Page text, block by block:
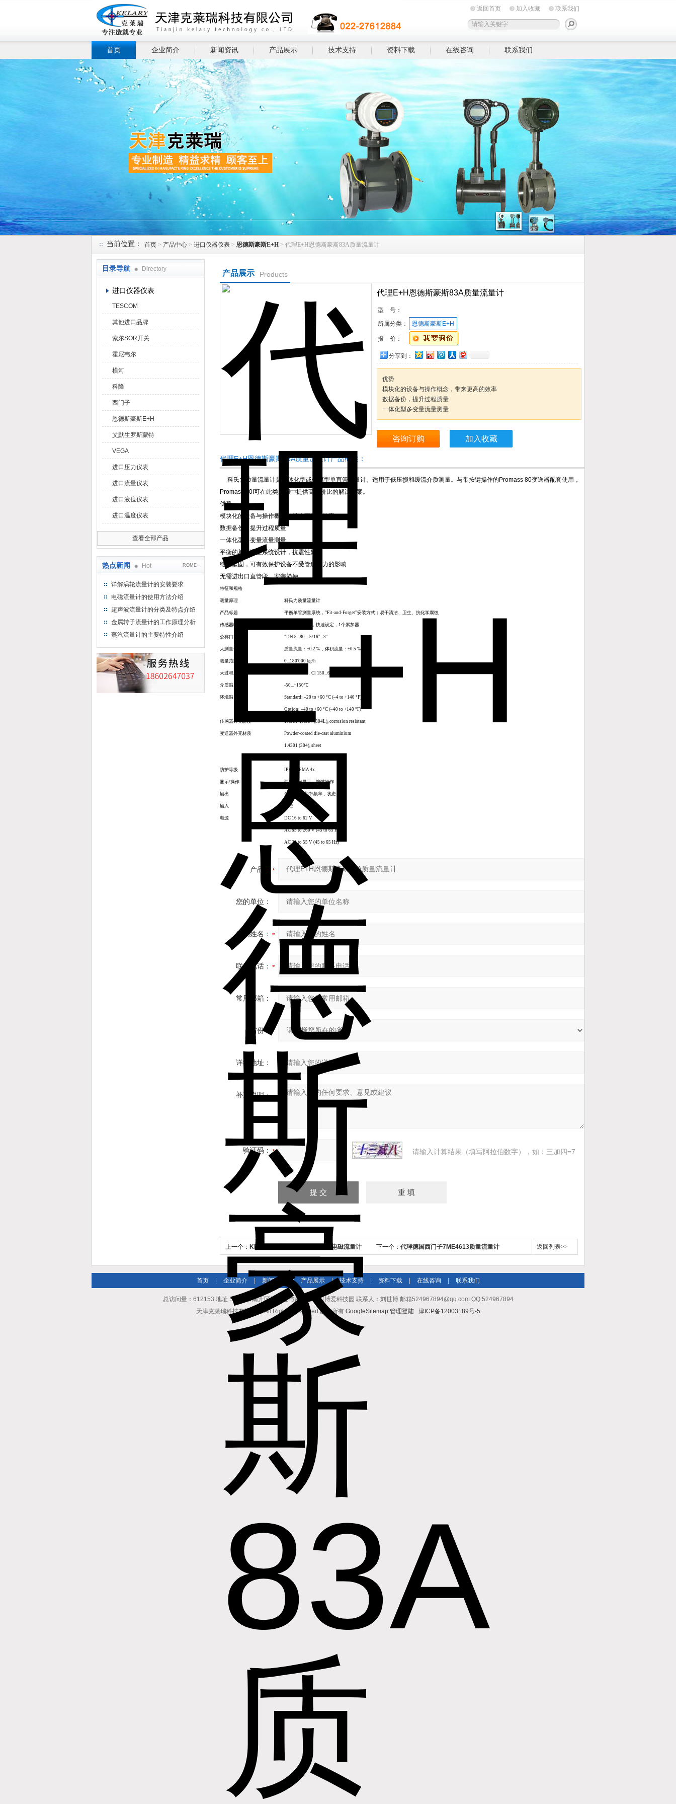
返回首页 加入收藏 联系我们
首页 企业简介 新闻资讯 产品展示 技术支持 资料下载 在线咨询 联系我们
当前位置： 首页 > 产品中心 > 进口仪器仪表 > 恩德斯豪斯E+H > 代理E+H恩德斯豪斯83A质量流量计
目录导航 Directory
进口仪器仪表
TESCOM
其他进口品牌
索尔SOR开关
霍尼韦尔
横河
科隆
西门子
恩德斯豪斯E+H
艾默生罗斯蒙特
VEGA
进口压力仪表
进口流量仪表
进口液位仪表
进口温度仪表
查看全部产品
热点新闻 Hot ROME+
详解涡轮流量计的安装要求
电磁流量计的使用方法介绍
超声波流量计的分类及特点介绍
金属转子流量计的工作原理分析
蒸汽流量计的主要特性介绍
产品展示 Products
代理E+H恩德斯豪斯83A质量流量计
型 号：
所属分类：
恩德斯豪斯E+H
报 价：
分享到：
优势
模块化的设备与操作概念，带来更高的效率
数据备份，提升过程质量
一体化型多变量流量测量
咨询订购 加入收藏
代理E+H恩德斯豪斯83A质量流量计产品概述：
科氏力质量流量计是一体化型或分离型单直管流量计。适用于低压损和缓流介质测量。与带按键操作的Promass 80变送器配套使用，
Promass 80I可在此类应用中提供高性价比的解决方案。
优势
模块化的设备与操作概念，带来更高的效率
数据备份，提升过程质量
一体化型多变量流量测量
平衡的单管测量系统设计，抗震性好
结构坚固，可有效保护设备不受管道应力的影响
无需进出口直管段，安装简便
特征和规格
测量原理 科氏力质量流量计
产品标题 平衡单管测量系统， “Fit-and-Forget”安装方式；易于清洁、卫生、抗化学腐蚀
传感器特点 ，确认，快速设定， 1个累加器
公称口径范围 "DN 8...80 ， 5/16"...3"
大测量误差 质量流量： ±0.2 % ，体积流量： ±0.5 %
测量范围 0...180'000 kg/h
大过程压力 ， Cl 150...600
介质温度范围 -50...+150℃
环境温度 Standard: –20 to +60 °C (–4 to +140 °F)
Option: –40 to +60 °C (–40 to +140 °F)
传感器外壳材质 1.4301/1.4307 (304L), corrosion resistant
变送器外壳材质 Powder‐coated die‐cast aluminium
1.4301 (304), sheet
防护等级 IP 67 NEMA 4x
显示/操作 两行背光显示，按键操作
输出 4...20 mA 脉冲/频率，状态
输入 状态
电源 DC 16 to 62 V
AC 85 to 260 V (45 to 65 Hz)
AC 20 to 55 V (45 to 65 Hz)
产品：
您的单位：
您的姓名：
联系电话：
常用邮箱：
省份：
详细地址：
补充说明：
验证码： 请输入计算结果（填写阿拉伯数字），如：三加四=7
上一个： KROHNE科隆OPTIFLUX2300电磁流量计 下一个： 代理德国西门子7ME4613质量流量计 返回列表>>
首页 企业简介 新闻资讯 | 产品展示 | 技术支持 资料下载 在线咨询 联系我们
总访问量：612153 地址：天津市南开区长江道与密云路交口博爱科技园 联系人：刘世博 邮箱524967894@qq.com QQ:524967894
天津克莱瑞科技有限公司 All Rights Reserved 版权所有 GoogleSitemap 管理登陆 津ICP备12003189号-5